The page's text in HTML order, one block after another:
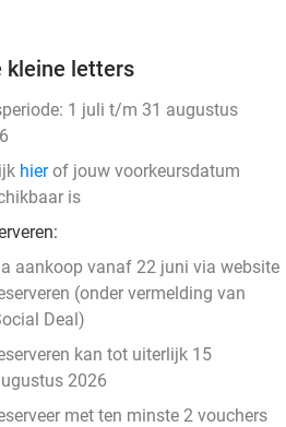
kleine letters
1 juli t/m 31 augustus
hierof jouw voorkeursdatum
is
aankoop vanaf 22 juni via website
(onder vermelding van
Deal)
kan tot uiterlijk 15
2026
met ten minste 2 vouchers